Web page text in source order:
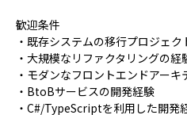
歓迎条件
・既存システムの移行プロジェク
・大規模なリファクタリングの経
・モダンなフロントエンドアー
・BtoBサービスの開発経験
・C#/TypeScriptを利用した開発